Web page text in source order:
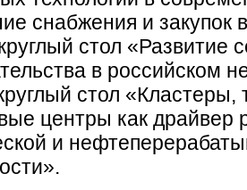
снабжения и закупок
стол «Развитие
в российском
стол «Кластеры,
центры как драйвер
и